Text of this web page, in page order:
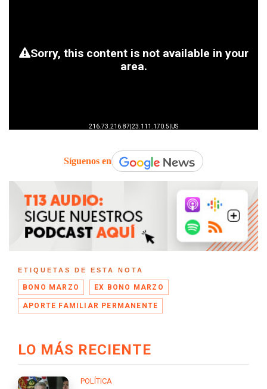
Síguenos en
ETIQUETAS DE ESTA NOTA
BONO MARZO EX BONO MARZO
APORTE FAMILIAR PERMANENTE
LO MÁS RECIENTE
POLÍTICA